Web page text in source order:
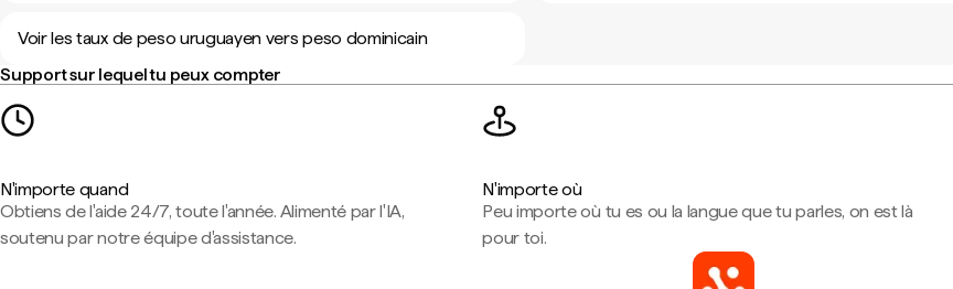
Voir les taux de peso uruguayen vers peso dominicain
Support sur lequel tu peux compter
N'importe quand
Obtiens de l'aide 24/7, toute l'année. Alimenté par l'IA,
soutenu par notre équipe d'assistance.
N'importe où
Peu importe où tu es ou la langue que tu parles, on est là
pour toi.